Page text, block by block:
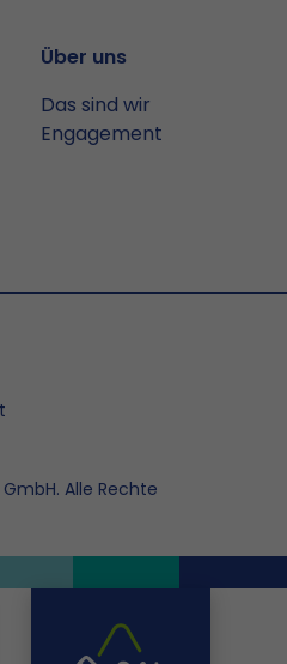
Über uns
Das sind wir
Engagement
Alle Rechte